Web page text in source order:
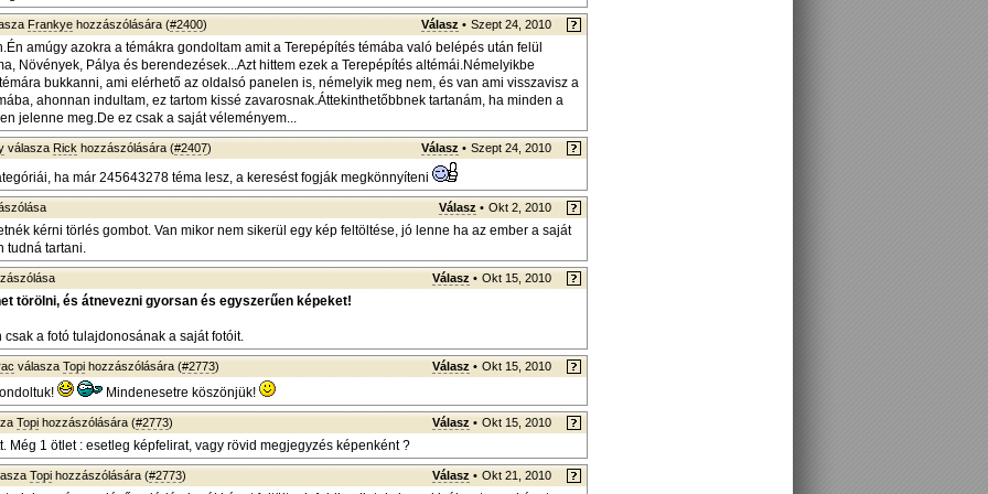
Frankye hozzászólására (#2400) Válasz • Szept 24, 2010
amúgy azokra a témákra gondoltam amit a Terepépítés témába való belépés után felül
Növények, Pálya és berendezések...Azt hittem ezek a Terepépítés altémái.Némelyikbe
bukkanni, ami elérhető az oldalsó panelen is, némelyik meg nem, és van ami visszavisz a
ahonnan indultam, ez tartom kissé zavarosnak.Áttekinthetőbbnek tartanám, ha minden a
jelenne meg.De ez csak a saját véleményem...
válasza Rick hozzászólására (#2407) Válasz • Szept 24, 2010
ha már 245643278 téma lesz, a keresést fogják megkönnyíteni
Válasz • Okt 2, 2010
kérni törlés gombot. Van mikor nem sikerül egy kép feltöltése, jó lenne ha az ember a saját
tudná tartani.
Válasz • Okt 15, 2010
törölni, és átnevezni gyorsan és egyszerűen képeket!
csak a fotó tulajdonosának a saját fotóit.
válasza Topi hozzászólására (#2773) Válasz • Okt 15, 2010
Mindenesetre köszönjük!
Topi hozzászólására (#2773) Válasz • Okt 15, 2010
Még 1 ötlet : esetleg képfelirat, vagy rövid megjegyzés képenként ?
Topi hozzászólására (#2773) Válasz • Okt 21, 2010